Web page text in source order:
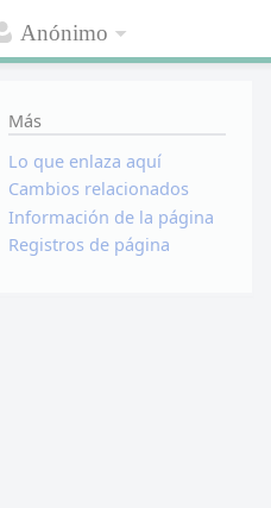
Anónimo
Más
Lo que enlaza aquí
Cambios relacionados
Información de la página
Registros de página